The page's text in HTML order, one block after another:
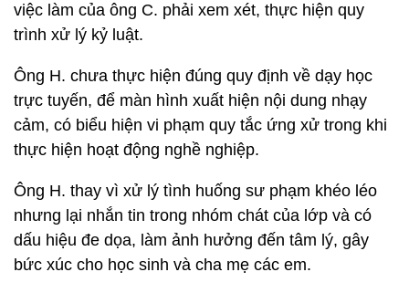
việc làm của ông C. phải xem xét, thực hiện quy
trình xử lý kỷ luật.
Ông H. chưa thực hiện đúng quy định về dạy học
trực tuyến, để màn hình xuất hiện nội dung nhạy
cảm, có biểu hiện vi phạm quy tắc ứng xử trong khi
thực hiện hoạt động nghề nghiệp.
Ông H. thay vì xử lý tình huống sư phạm khéo léo
nhưng lại nhắn tin trong nhóm chát của lớp và có
dấu hiệu đe dọa, làm ảnh hưởng đến tâm lý, gây
bức xúc cho học sinh và cha mẹ các em.